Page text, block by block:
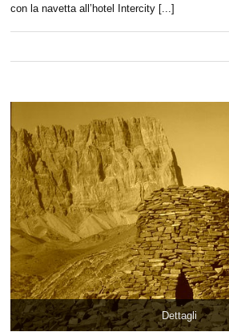
con la navetta all’hotel Intercity [...]
Dettagli